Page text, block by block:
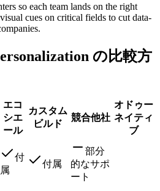
so each team lands on the right
cues on critical fields to cut data-
の比較方
エコ
シエ
ール
カスタム
ビルド
競合他社
オドゥー
ネイティ
ブ
付
属
付属
部分
的なサポ
ート